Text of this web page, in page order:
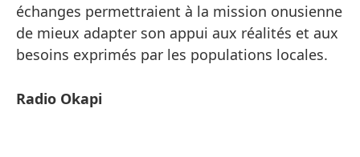
échanges permettraient à la mission onusienne
de mieux adapter son appui aux réalités et aux
besoins exprimés par les populations locales.
Radio Okapi